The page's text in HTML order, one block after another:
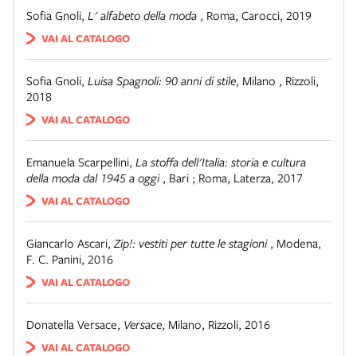
Sofia Gnoli, L' alfabeto della moda , Roma, Carocci, 2019
VAI AL CATALOGO
Sofia Gnoli, Luisa Spagnoli: 90 anni di stile, Milano , Rizzoli,
2018
VAI AL CATALOGO
Emanuela Scarpellini, La stoffa dell'Italia: storia e cultura
della moda dal 1945 a oggi , Bari ; Roma, Laterza, 2017
VAI AL CATALOGO
Giancarlo Ascari,Zip!: vestiti per tutte le stagioni , Modena,
F. C. Panini, 2016
VAI AL CATALOGO
Donatella Versace, Versace, Milano, Rizzoli, 2016
VAI AL CATALOGO